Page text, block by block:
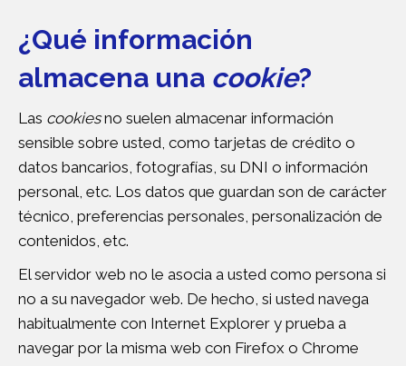
¿Qué información
almacena una cookie?
Las cookiesno suelen almacenar información
sensible sobre usted, como tarjetas de crédito o
datos bancarios, fotografías, su DNI o información
personal, etc. Los datos que guardan son de carácter
técnico, preferencias personales, personalización de
contenidos, etc.
El servidor web no le asocia a usted como persona si
no a su navegador web. De hecho, si usted navega
habitualmente con Internet Explorer y prueba a
navegar por la misma web con Firefox o Chrome